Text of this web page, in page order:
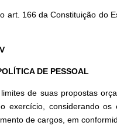
166 da Constituição do
DE PESSOAL
de suas propostas
considerando os
de cargos, em